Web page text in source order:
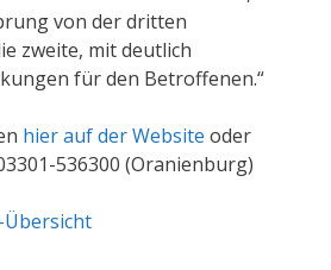
von der dritten
zweite, mit deutlich
für den Betroffenen.“
hier auf der Website oder
536300 (Oranienburg)
Übersicht